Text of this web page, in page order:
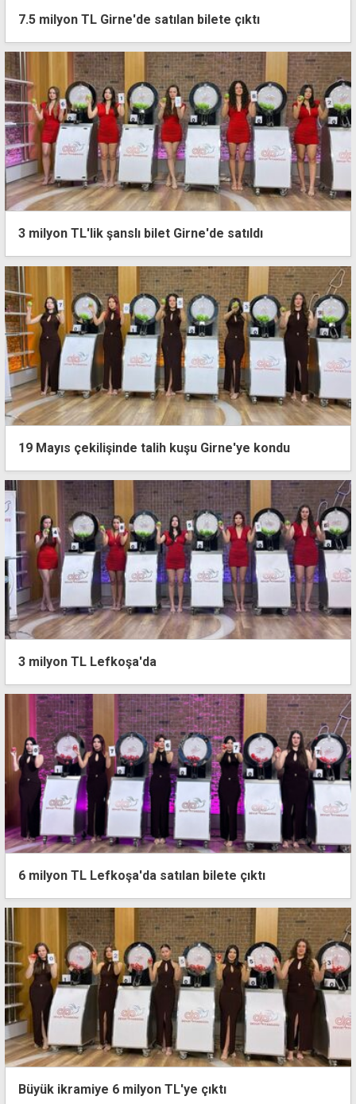
7.5 milyon TL Girne'de satılan bilete çıktı
3 milyon TL'lik şanslı bilet Girne'de satıldı
19 Mayıs çekilişinde talih kuşu Girne'ye kondu
3 milyon TL Lefkoşa'da
6 milyon TL Lefkoşa'da satılan bilete çıktı
Büyük ikramiye 6 milyon TL'ye çıktı